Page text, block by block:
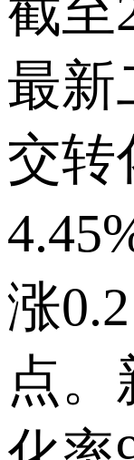
截至
最新
交转
涨
点。